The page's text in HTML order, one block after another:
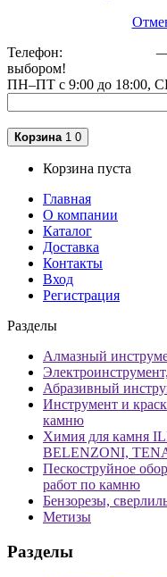
Телефон:
—
выбором!
ПН–ПТ с 9:00 до 18:00,
Корзина 1 0
Корзина пуста
Главная
О компании
Каталог
Доставка
Контакты
Вход
Регистрация
Разделы
Алмазный
Абразивный
Инструмент и
камню
Химия для камня
BELENZONI,
Пескоструйное
работ по камню
Бензорезы,
Метизы
Разделы